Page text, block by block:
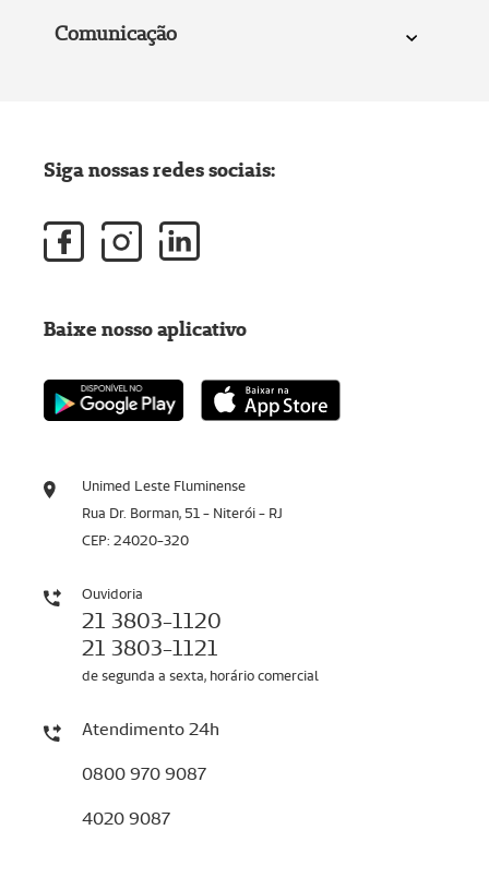
Comunicação
Unimed Leste Fluminense
Rua Dr. Borman, 51 - Niterói - RJ
CEP: 24020-320
Ouvidoria
21 3803-1120
21 3803-1121
de segunda a sexta, horário comercial
Atendimento 24h
0800 970 9087
4020 9087
Siga nossas redes sociais:
Baixe nosso aplicativo